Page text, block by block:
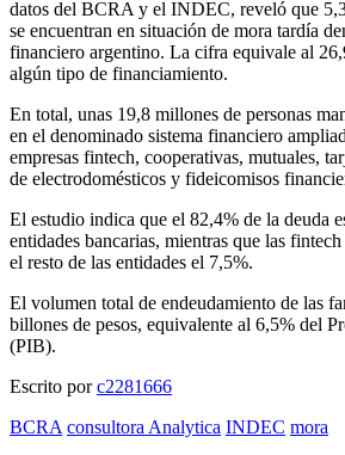
datos del BCRA y el INDEC, reveló que
se encuentran en situación de mora tardía
financiero argentino. La cifra equivale al
algún tipo de financiamiento.
En total, unas 19,8 millones de personas
en el denominado sistema financiero
empresas fintech, cooperativas, mutuales,
de electrodomésticos y fideicomisos
El estudio indica que el 82,4% de la deuda
entidades bancarias, mientras que las
el resto de las entidades el 7,5%.
El volumen total de endeudamiento de las
billones de pesos, equivalente al 6,5% del
(PIB).
Escrito porc2281666
BCRA consultora Analytica INDEC mora